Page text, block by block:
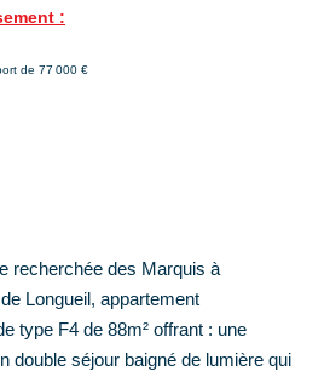
:
de 77 000 €
recherchée des Marquis à
Longueil, appartement
type F4 de 88m² offrant : une
double séjour baigné de lumière qui